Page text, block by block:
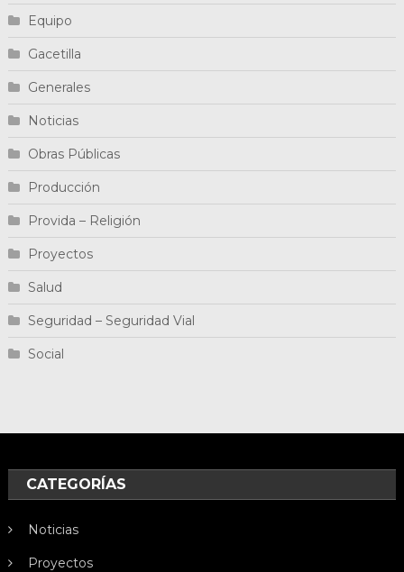
Equipo
Gacetilla
Generales
Noticias
Obras Públicas
Producción
Provida – Religión
Proyectos
Salud
Seguridad – Seguridad Vial
Social
CATEGORÍAS
Noticias
Proyectos